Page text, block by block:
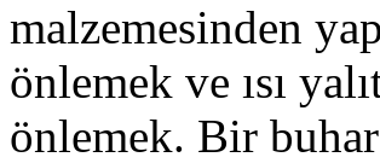
malzemesinden
önlemek ve ısı
önlemek. Bir